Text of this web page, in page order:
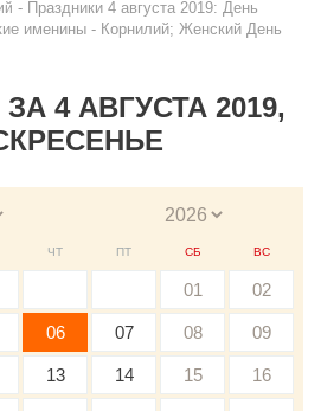
- Праздники 4 августа 2019: День
именины - Корнилий; Женский День
4 АВГУСТА 2019,
ЧТ ПТ СБ ВС
01 02
06 07 08 09
13 14 15 16